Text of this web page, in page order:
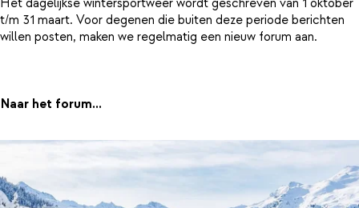
t/m 31 maart. Voor degenen die buiten deze periode berichten
willen posten, maken we regelmatig een nieuw forum aan.
Naar het forum...